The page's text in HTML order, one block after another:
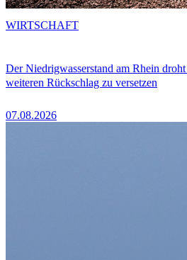
Der Niedrigwasserstand am Rhein
weiteren Rückschlag zu versetzen
07.08.2026
WIRTSCHAFT